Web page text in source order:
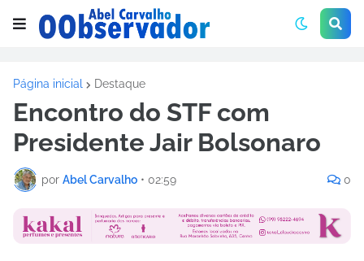
Página inicial Destaque
Encontro do STF com
Presidente Jair Bolsonaro
por Abel Carvalho • 02:59 0